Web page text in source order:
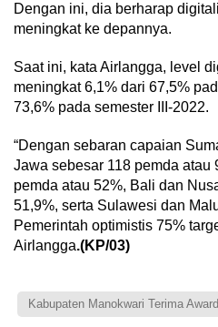
Dengan ini, dia berharap
meningkat ke depannya.
Saat ini, kata Airlangga, level
meningkat 6,1% dari 67,5%
73,6% pada semester III-2022.
“Dengan sebaran capaian
Jawa sebesar 118 pemda atau
pemda atau 52%, Bali dan
51,9%, serta Sulawesi dan
Pemerintah optimistis 75%
Airlangga.(KP/03)
Kabupaten Manokwari Terima